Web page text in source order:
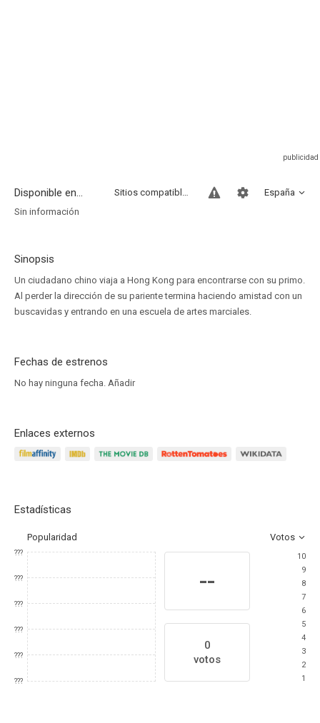
Disponible en... España
Sitios compatibles
Sin información
Sinopsis
Un ciudadano chino viaja a Hong Kong para encontrarse con su primo.
Al perder la dirección de su pariente termina haciendo amistad con un
buscavidas y entrando en una escuela de artes marciales.
Fechas de estrenos
No hay ninguna fecha. Añadir
Enlaces externos
Estadísticas
Popularidad Votos
???
???
???
???
???
???
--
0
votos
10
9
8
7
6
5
4
3
2
1